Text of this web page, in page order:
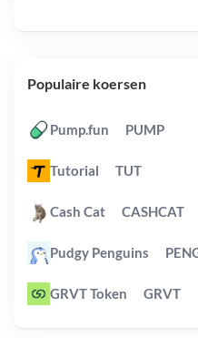
Populaire koersen
Pump.fun PUMP
Tutorial TUT
Cash Cat CASHCAT
Pudgy Penguins
GRVT Token GRVT